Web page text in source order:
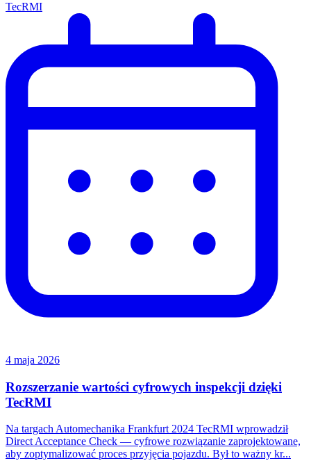
TecRMI
4 maja 2026
Rozszerzanie wartości cyfrowych inspekcji dzięki
TecRMI
Na targach Automechanika Frankfurt 2024 TecRMI wprowadził
Direct Acceptance Check — cyfrowe rozwiązanie zaprojektowane,
aby zoptymalizować proces przyjęcia pojazdu. Był to ważny kr...